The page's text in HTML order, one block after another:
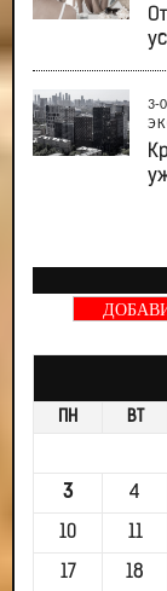
3-
ПН ВТ
3 4
10 11
17 18